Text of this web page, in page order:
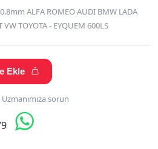
0.8mm ALFA ROMEO AUDI BMW LADA
VW TOYOTA - EYQUEM 600LS
Ekle 
sorun
